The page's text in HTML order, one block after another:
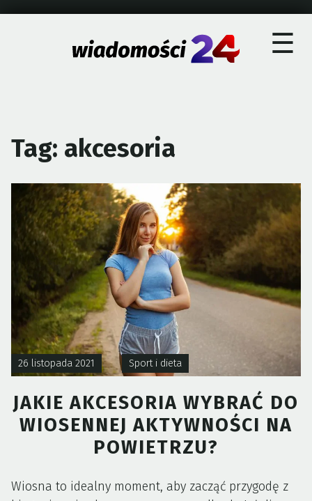
☰
×
Tag: akcesoria
26 listopada 2021 Sport i dieta
JAKIE AKCESORIA WYBRAĆ DO
WIOSENNEJ AKTYWNOŚCI NA
POWIETRZU?
Wiosna to idealny moment, aby zacząć przygodę z